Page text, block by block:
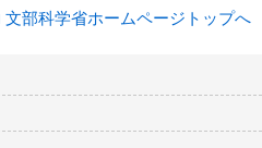
文部科学省ホームページトップへ